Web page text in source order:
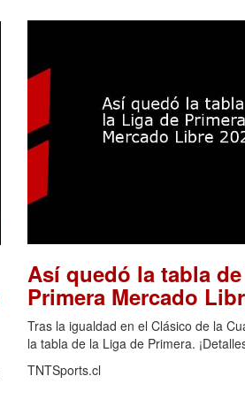
Así quedó la tabla
Primera Mercado
Tras la igualdad en el Clásico de la
la tabla de la Liga de Primera.
TNTSports.cl